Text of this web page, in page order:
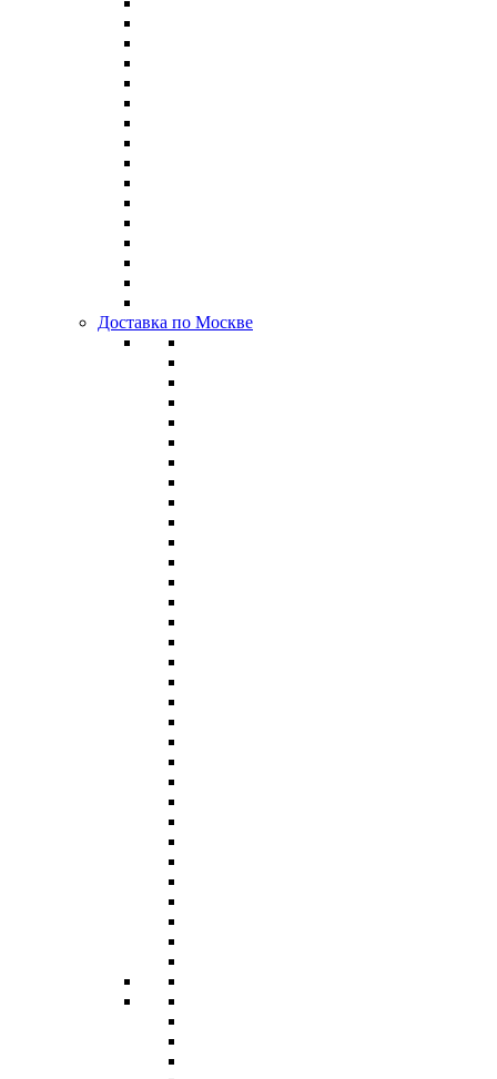
Доставка по Москве